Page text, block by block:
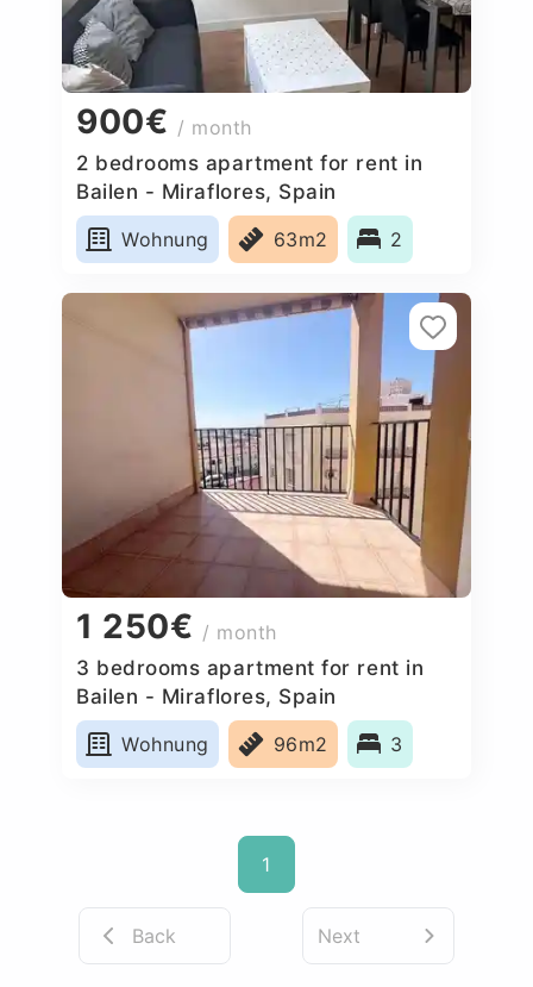
900€ / month
2 bedrooms apartment for rent in
Bailen - Miraflores, Spain
Wohnung
63m2 2
1 250€ / month
3 bedrooms apartment for rent in
Bailen - Miraflores, Spain
Wohnung
96m2 3
1
Back Next